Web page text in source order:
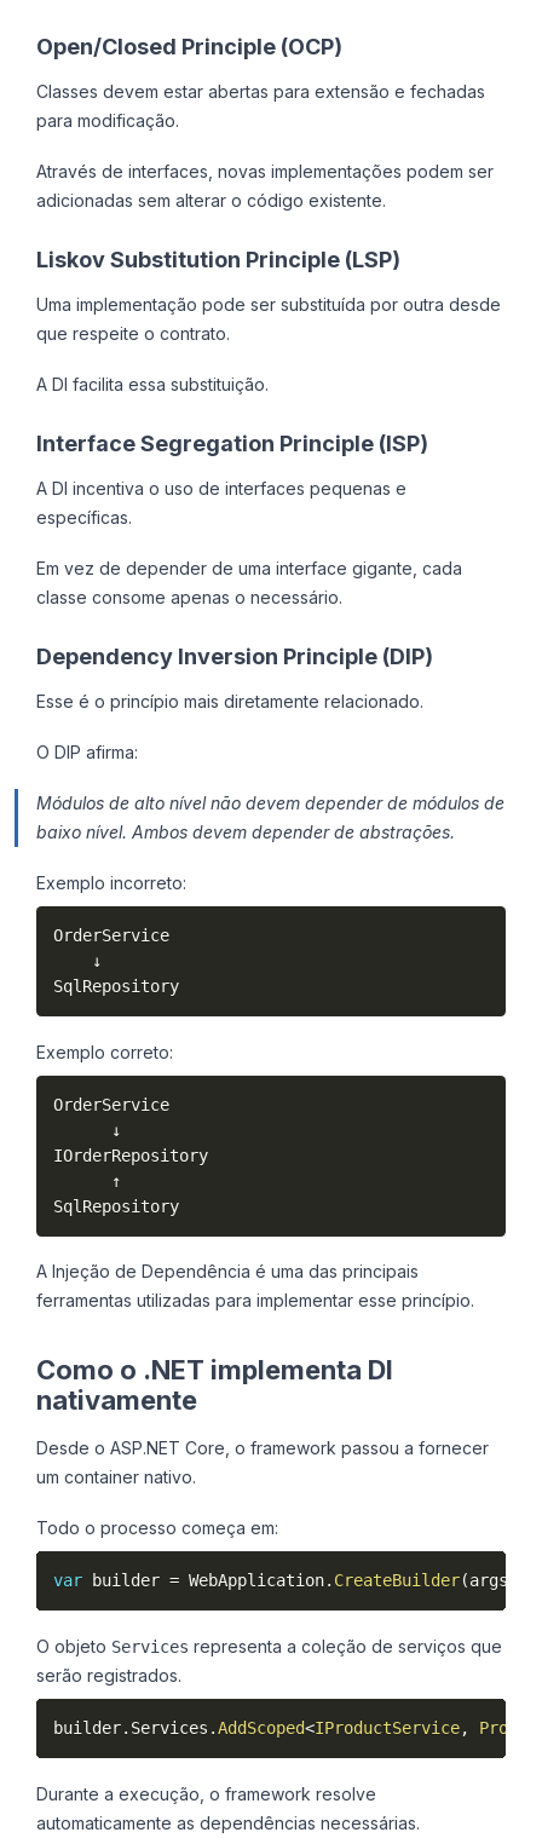
Open/Closed Principle (OCP)
Classes devem estar abertas para extensão e fechadas
para modificação.
Através de interfaces, novas implementações podem ser
adicionadas sem alterar o código existente.
Liskov Substitution Principle (LSP)
Uma implementação pode ser substituída por outra desde
que respeite o contrato.
A DI facilita essa substituição.
Interface Segregation Principle (ISP)
A DI incentiva o uso de interfaces pequenas e
específicas.
Em vez de depender de uma interface gigante, cada
classe consome apenas o necessário.
Dependency Inversion Principle (DIP)
Esse é o princípio mais diretamente relacionado.
O DIP afirma:
Módulos de alto nível não devem depender de módulos de
baixo nível. Ambos devem depender de abstrações.
Exemplo incorreto:
OrderService
    ↓
SqlRepository
Exemplo correto:
OrderService
      ↓
IOrderRepository
      ↑
SqlRepository
A Injeção de Dependência é uma das principais
ferramentas utilizadas para implementar esse princípio.
Como o .NET implementa DI
nativamente
Desde o ASP.NET Core, o framework passou a fornecer
um container nativo.
Todo o processo começa em:
var builder = WebApplication. CreateBuilder(args
O objeto Services representa a coleção de serviços que
serão registrados.
builder. Services .AddScoped<IProductService,
Durante a execução, o framework resolve
automaticamente as dependências necessárias.